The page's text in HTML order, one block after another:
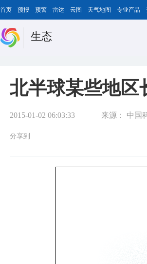
首页 预报 预警 雷达 云图 天气地图 专业产品
生态
北半球某些地区
2015-01-02 06:03:33 来源： 中国
分享到